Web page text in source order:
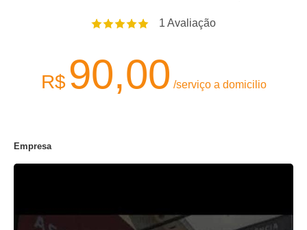
1 Avaliação
R$ 90,00 /serviço a domicilio
Empresa